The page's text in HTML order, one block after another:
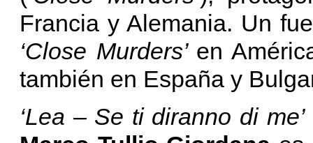
Francia y Alemania. Un
‘Close Murders’ en
también en España y
‘Lea – Se ti diranno di me’